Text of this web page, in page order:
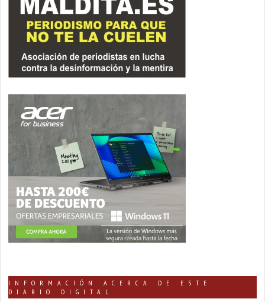
INFORMACIÓN ACERCA DE ESTE
DIARIO DIGITAL